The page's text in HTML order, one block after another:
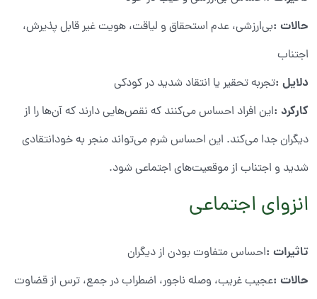
حالات :بی‌ارزشی، عدم استحقاق و لیاقت، هویت غیر قابل پذیرش،
اجتناب
دلایل :تجربه تحقیر یا انتقاد شدید در کودکی
کارکرد :این افراد احساس می‌کنند که نقص‌هایی دارند که آن‌ها را از
دیگران جدا می‌کند. این احساس شرم می‌تواند منجر به خودانتقادی
شدید و اجتناب از موقعیت‌های اجتماعی شود.
انزوای اجتماعی
تاثیرات :احساس متفاوت بودن از دیگران
حالات :عجیب غریب، وصله ناجور، اضطراب در جمع، ترس از قضاوت